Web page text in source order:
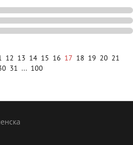
12 13 14 15 16 17 18 19 20 21
31 ... 100